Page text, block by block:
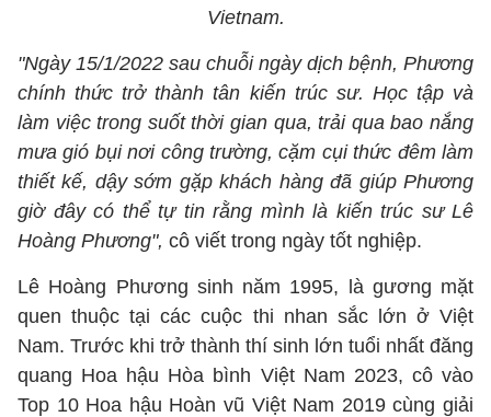
Vietnam.
"Ngày 15/1/2022 sau chuỗi ngày dịch bệnh, Phương
chính thức trở thành tân kiến trúc sư. Học tập và
làm việc trong suốt thời gian qua, trải qua bao nắng
mưa gió bụi nơi công trường, cặm cụi thức đêm làm
thiết kế, dậy sớm gặp khách hàng đã giúp Phương
giờ đây có thể tự tin rằng mình là kiến trúc sư Lê
Hoàng Phương", cô viết trong ngày tốt nghiệp.
Lê Hoàng Phương sinh năm 1995, là gương mặt
quen thuộc tại các cuộc thi nhan sắc lớn ở Việt
Nam. Trước khi trở thành thí sinh lớn tuổi nhất đăng
quang Hoa hậu Hòa bình Việt Nam 2023, cô vào
Top 10 Hoa hậu Hoàn vũ Việt Nam 2019 cùng giải